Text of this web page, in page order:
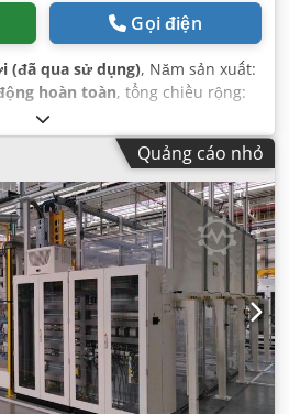
Gọi điện
(đã qua sử dụng), Năm sản xuất:
hoàn toàn, tổng chiều rộng:
9.100 mm
40.500 kg,
Quảng cáo nhỏ